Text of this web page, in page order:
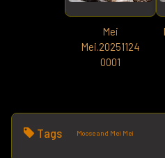
Mei
Mei.20251124
0001
Tags Moose and Mei Mei